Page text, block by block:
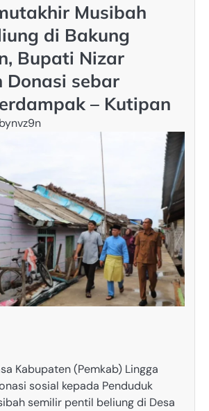
Musibah
di Bakung
Bupati Nizar
Donasi sebar
– Kutipan
bynvz9n
Kabupaten (Pemkab) Lingga
sosial kepada Penduduk
semilir pentil beliung di Desa